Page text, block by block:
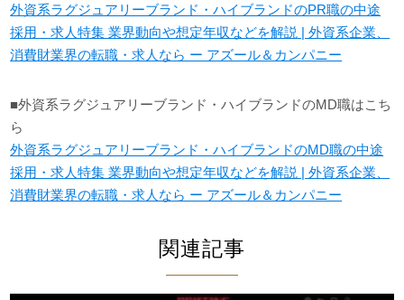
外資系ラグジュアリーブランド・ハイブランドのPR職の中途
採用・求人特集 業界動向や想定年収などを解説 | 外資系企業、
消費財業界の転職・求人なら ー アズール＆カンパニー
■外資系ラグジュアリーブランド・ハイブランドのMD職はこち
ら
外資系ラグジュアリーブランド・ハイブランドのMD職の中途
採用・求人特集 業界動向や想定年収などを解説 | 外資系企業、
消費財業界の転職・求人なら ー アズール＆カンパニー
関連記事